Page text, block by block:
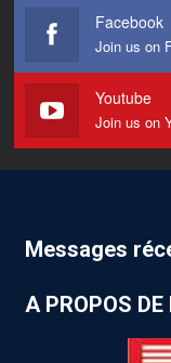
Facebook
Join us on
Youtube
Join us on
Messages
A PROPOS DE